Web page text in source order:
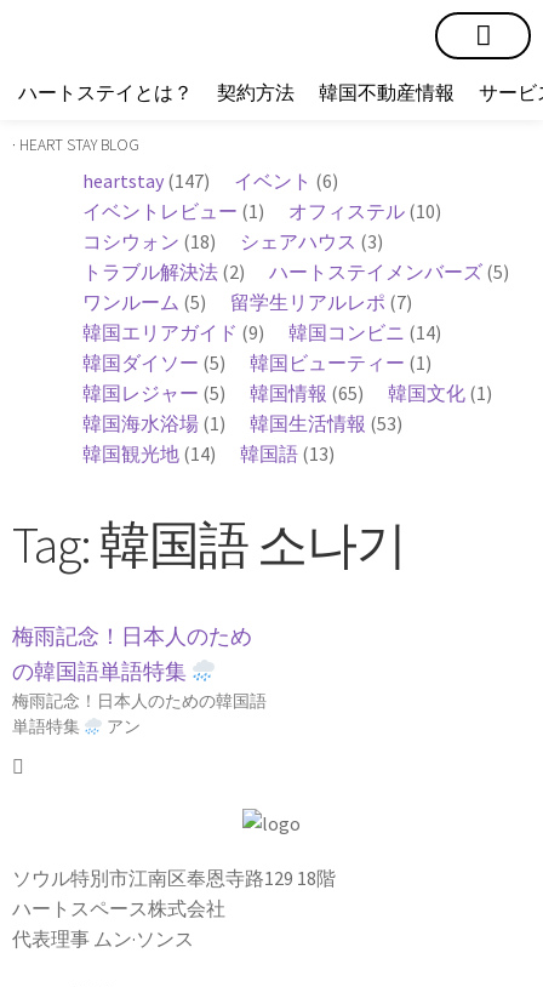
ハートステイとは？ 契約方法 韓国不動産情報 サービ
· HEART STAY BLOG
heartstay (147) イベント (6)
イベントレビュー (1) オフィステル (10)
コシウォン (18) シェアハウス (3)
トラブル解決法 (2) ハートステイメンバーズ (5)
ワンルーム (5) 留学生リアルレポ (7)
韓国エリアガイド (9) 韓国コンビニ (14)
韓国ダイソー (5) 韓国ビューティー (1)
韓国レジャー (5) 韓国情報 (65) 韓国文化 (1)
韓国海水浴場 (1) 韓国生活情報 (53)
韓国観光地 (14) 韓国語 (13)
Tag: 韓国語 소나기
梅雨記念！日本人のため
の韓国語単語特集
梅雨記念！日本人のための韓国語
単語特集
アン
ソウル特別市江南区奉恩寺路129 18階
ハートスペース株式会社
代表理事 ムン·ソンス